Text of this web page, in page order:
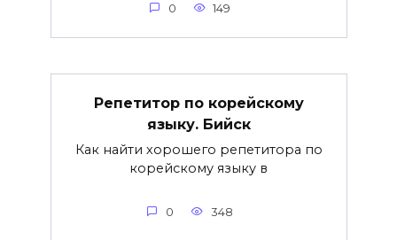
0 149
Репетитор по корейскому
языку. Бийск
Как найти хорошего репетитора по
корейскому языку в
0 348